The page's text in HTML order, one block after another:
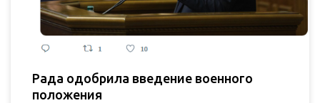
Рада одобрила введение военного
положения